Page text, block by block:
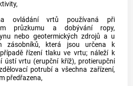
ovládání vrtů používaná při
průzkumu a dobývání ropy,
nebo geotermických zdrojů a u
zásobníků, která jsou určena k
řízení tlaku ve vrtu; náleží k
ústí vrtu (erupční kříž), protierupční
potrubí a všechna zařízení,
předřazena,